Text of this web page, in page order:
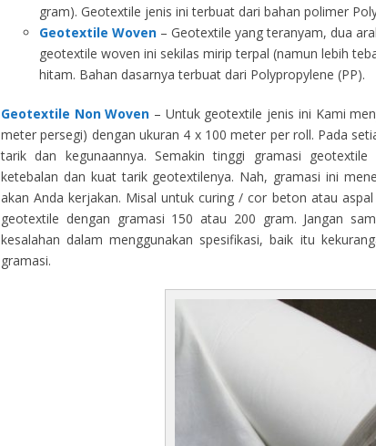
gram). Geotextile jenis ini terbuat dari bahan polimer
Geotextile Woven – Geotextile yang teranyam, dua
geotextile woven ini sekilas mirip terpal (namun lebih
hitam. Bahan dasarnya terbuat dari Polypropylene (PP).
Geotextile Non Woven – Untuk geotextile jenis ini Kami
meter persegi) dengan ukuran 4 x 100 meter per roll. Pada
tarik dan kegunaannya. Semakin tinggi gramasi
ketebalan dan kuat tarik geotextilenya. Nah, gramasi ini
akan Anda kerjakan. Misal untuk curing / cor beton atau
geotextile dengan gramasi 150 atau 200 gram. Jangan
kesalahan dalam menggunakan spesifikasi, baik itu
gramasi.